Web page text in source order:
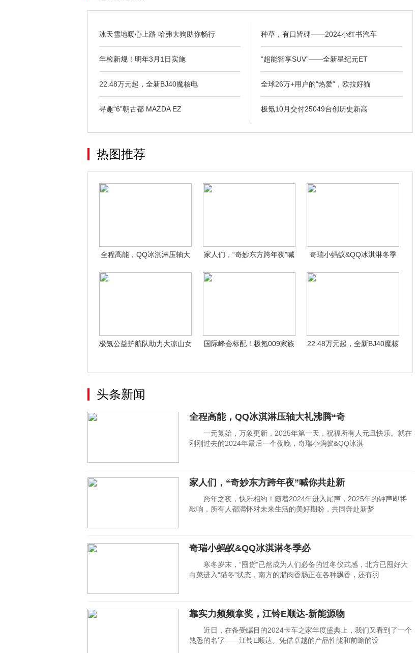
冰天雪地暖心上路 哈弗大狗助你畅行
年检新规！明年3月1日实施
22.48万元起，全新BJ40魔核电
寻趣“6”朝古都 MAZDA EZ
种草，有口皆碑——2024小红书汽车
“超能智享SUV”——全新星纪元ET
全球26万+用户的“热爱”，欧拉好猫
极氪10月交付25049台创历史新高
热图推荐
全程高能，QQ冰淇淋压轴大
家人们，“奇妙东方跨年夜”喊
奇瑞小蚂蚁&QQ冰淇淋冬季
极氪公益护航队助力大凉山女
国际峰会标配！极氪009家族
22.48万元起，全新BJ40魔核
头条新闻
全程高能，QQ冰淇淋压轴大礼沸腾“奇
一元复始，万象更新，2025年第一天，祝福所有人元旦快乐。就在
刚刚过去的2024年最后一个夜晚，奇瑞小蚂蚁&QQ冰淇
家人们，“奇妙东方跨年夜”喊你共赴新
跨年之夜，快乐相约！随着2024年进入尾声，2025年的钟声即将
敲响，所有人都满怀对未来生活的美好期盼，共同奔赴新梦
奇瑞小蚂蚁&QQ冰淇淋冬季必
寒冬岁末，“囤货”已然成为人们必备的过冬仪式感，北方已囤好大
白菜进入“猫冬”状态，南方的腊肉香肠正在各种飘香，还有羽
靠实力频频拿奖，江铃E顺达-新能源物
近日，在备受瞩目的2024卡车之家年度盛典上，我们又看到了一个
熟悉的名字——江铃E顺达。凭借卓越的产品性能和前瞻的设